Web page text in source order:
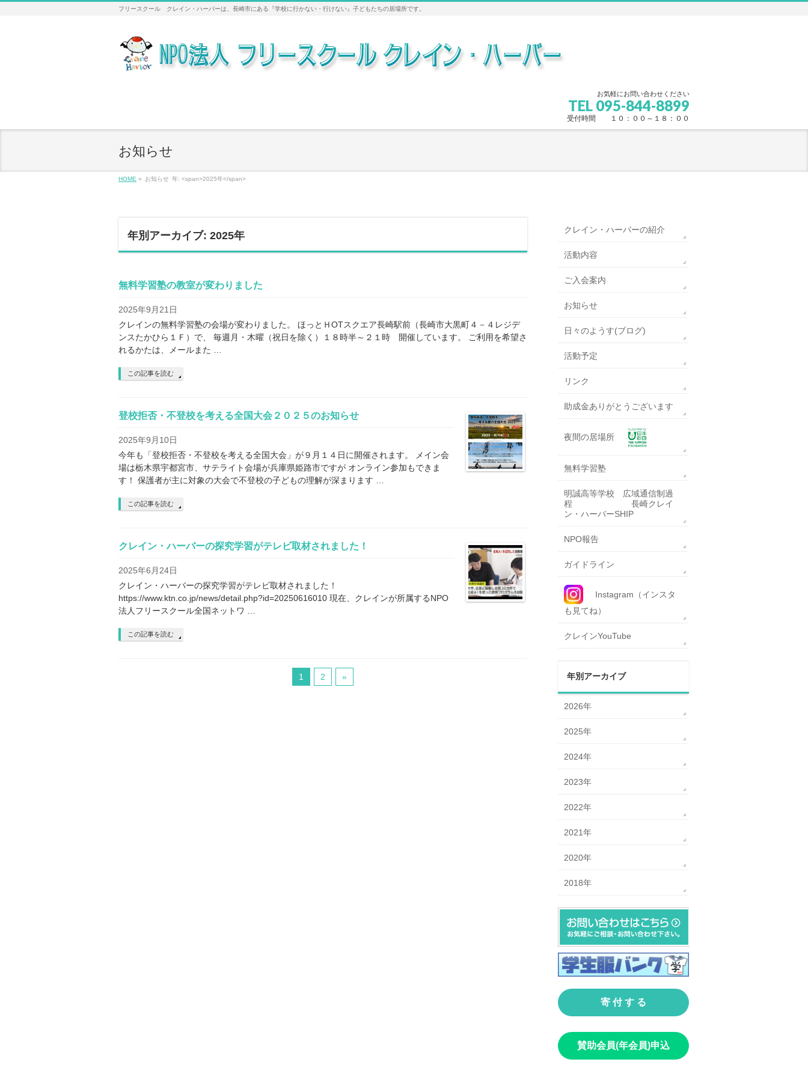
フリースクール クレイン・ハーバーは、長崎市にある『学校に行かない・行けない』子どもたちの居場所です。
お気軽にお問い合わせください
TEL 095-844-8899
受付時間 １０：００～１８：００
お知らせ
HOME » お知らせ 年: <span>2025年</span>
年別アーカイブ: 2025年
無料学習塾の教室が変わりました
2025年9月21日
クレインの無料学習塾の会場が変わりました。 ほっとＨOTスクエア長崎駅前（長崎市大黒町４－４レジデ
ンスたかひら１Ｆ）で、 毎週月・木曜（祝日を除く）１８時半～２１時 開催しています。 ご利用を希望さ
れるかたは、メールまた …
この記事を読む
登校拒否・不登校を考える全国大会２０２５のお知らせ
2025年9月10日
今年も「登校拒否・不登校を考える全国大会」が９月１４日に開催されます。 メイン会
場は栃木県宇都宮市、サテライト会場が兵庫県姫路市ですが オンライン参加もできま
す！ 保護者が主に対象の大会で不登校の子どもの理解が深まります …
この記事を読む
クレイン・ハーバーの探究学習がテレビ取材されました！
2025年6月24日
クレイン・ハーバーの探究学習がテレビ取材されました！
https://www.ktn.co.jp/news/detail.php?id=20250616010 現在、クレインが所属するNPO
法人フリースクール全国ネットワ …
この記事を読む
1 2 »
クレイン・ハーバーの紹介
活動内容
ご入会案内
お知らせ
日々のようす(ブログ)
活動予定
リンク
助成金ありがとうございます
夜間の居場所
無料学習塾
明誠高等学校 広域通信制過
程 長崎クレイ
ン・ハーバーSHIP
NPO報告
ガイドライン
Instagram（インスタ
も見てね）
クレインYouTube
年別アーカイブ
2026年
2025年
2024年
2023年
2022年
2021年
2020年
2018年
寄 付 す る
賛助会員(年会員)申込